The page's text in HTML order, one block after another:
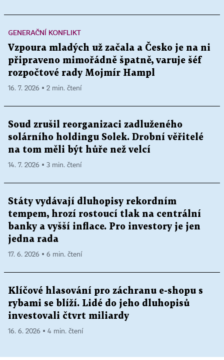
GENERAČNÍ KONFLIKT
Vzpoura mladých už začala a Česko je na ni
připraveno mimořádně špatně, varuje šéf
rozpočtové rady Mojmír Hampl
16. 7. 2026 ▪ 2 min. čtení
Soud zrušil reorganizaci zadluženého
solárního holdingu Solek. Drobní věřitelé
na tom měli být hůře než velcí
14. 7. 2026 ▪ 3 min. čtení
Státy vydávají dluhopisy rekordním
tempem, hrozí rostoucí tlak na centrální
banky a vyšší inflace. Pro investory je jen
jedna rada
17. 6. 2026 ▪ 6 min. čtení
Klíčové hlasování pro záchranu e-shopu s
rybami se blíží. Lidé do jeho dluhopisů
investovali čtvrt miliardy
16. 6. 2026 ▪ 4 min. čtení